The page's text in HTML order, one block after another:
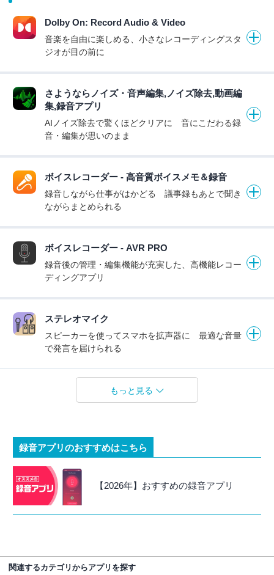
Dolby On: Record Audio & Video
音楽を自由に楽しめる、小さなレコーディングスタ
ジオが目の前に
さようならノイズ・音声編集,ノイズ除去,動画編
集,録音アプリ
AIノイズ除去で驚くほどクリアに 音にこだわる録
音・編集が思いのまま
ボイスレコーダー - 高音質ボイスメモ＆録音
録音しながら仕事がはかどる 議事録もあとで聞き
ながらまとめられる
ボイスレコーダー - AVR PRO
録音後の管理・編集機能が充実した、高機能レコー
ディングアプリ
ステレオマイク
スピーカーを使ってスマホを拡声器に 最適な音量
で発言を届けられる
もっと見る
録音アプリのおすすめはこちら
【2026年】おすすめの録音アプリ
関連するカテゴリからアプリを探す